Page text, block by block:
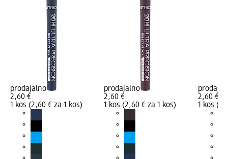
prodajalno
2,60 €
1 kos (2,60 € za 1 kos)
prodajalno
2,60 €
1 kos (2,60 € za 1 kos)
2,60 €
1 kos